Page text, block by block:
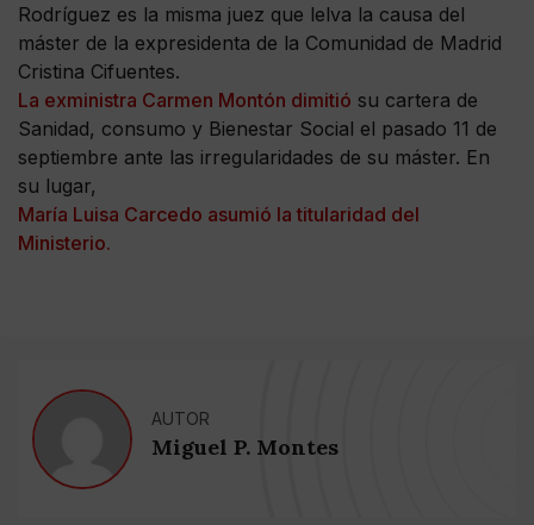
Rodríguez es la misma juez que lelva la causa del
máster de la expresidenta de la Comunidad de Madrid
Cristina Cifuentes.
La exministra Carmen Montón dimitió su cartera de
Sanidad, consumo y Bienestar Social el pasado 11 de
septiembre ante las irregularidades de su máster. En
su lugar,
María Luisa Carcedo asumió la titularidad del
Ministerio.
AUTOR
Miguel P. Montes